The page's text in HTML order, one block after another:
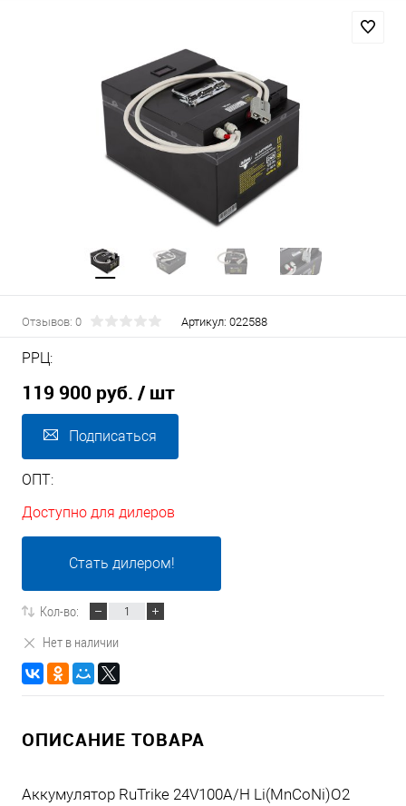
Отзывов: 0 Артикул: 022588
РРЦ:
119 900 руб. / шт
Подписаться
ОПТ:
Доступно для дилеров
Стать дилером!
Кол-во:
Нет в наличии
ОПИСАНИЕ ТОВАРА
Аккумулятор RuTrike 24V100A/H Li(MnCoNi)O2